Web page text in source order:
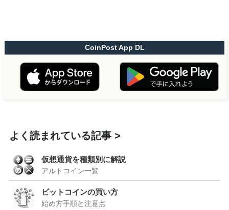
CoinPost App DL
よく読まれている記事
仮想通貨を種類別に解説
アルトコイン一覧
ビットコインの買い方
始め方手順と注意点